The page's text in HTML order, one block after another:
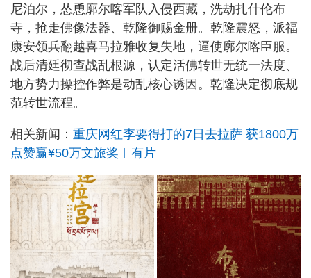
尼泊尔，怂恿廓尔喀军队入侵西藏，洗劫扎什伦布
寺，抢走佛像法器、乾隆御赐金册。乾隆震怒，派福
康安领兵翻越喜马拉雅收复失地，逼使廓尔喀臣服。
战后清廷彻查战乱根源，认定活佛转世无统一法度、
地方势力操控作弊是动乱核心诱因。乾隆决定彻底规
范转世流程。
相关新闻： 重庆网红李要得打的7日去拉萨 获1800万
点赞赢¥50万文旅奖︱有片